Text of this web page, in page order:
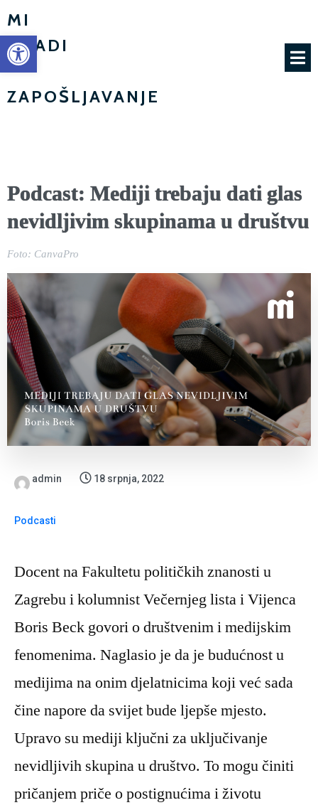
Open toolbar
MI
MLADI
-
ZAPOŠLJAVANJE
Podcast: Mediji trebaju dati glas
nevidljivim skupinama u društvu
Foto: CanvaPro
admin 18 srpnja, 2022
Podcasti
Docent na Fakultetu političkih znanosti u
Zagrebu i kolumnist Večernjeg lista i Vijenca
Boris Beck govori o društvenim i medijskim
fenomenima. Naglasio je da je budućnost u
medijima na onim djelatnicima koji već sada
čine napore da svijet bude ljepše mjesto.
Upravo su mediji ključni za uključivanje
nevidljivih skupina u društvo. To mogu činiti
pričanjem priče o postignućima i životu